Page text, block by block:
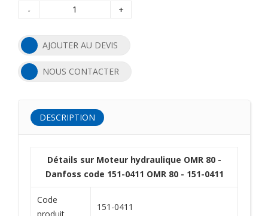
-
+
AJOUTER AU DEVIS
NOUS CONTACTER
DESCRIPTION
Détails sur Moteur hydraulique OMR 80 -
Danfoss code 151-0411 OMR 80 - 151-0411
Code
produit
151-0411